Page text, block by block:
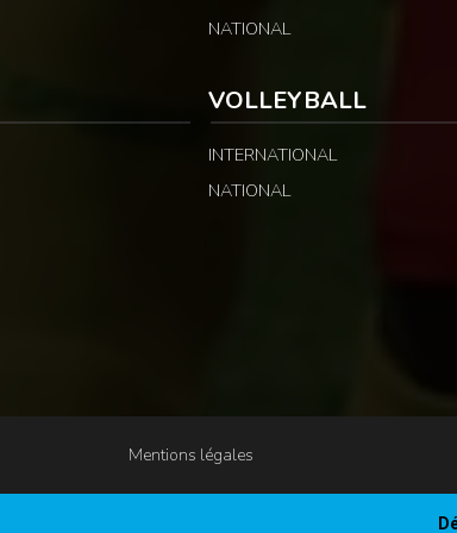
NATIONAL
VOLLEYBALL
INTERNATIONAL
NATIONAL
Mentions légales